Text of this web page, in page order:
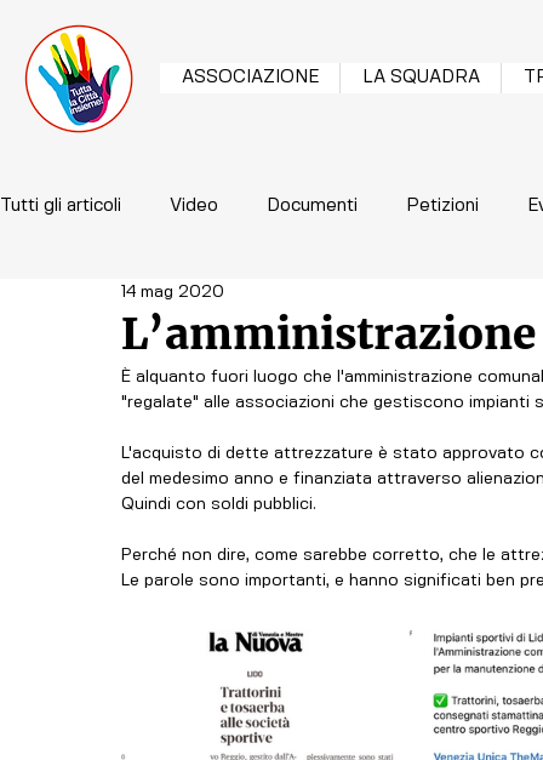
ASSOCIAZIONE LA SQUADRA
Tutti gli articoli Video Documenti Petizioni
14 mag 2020
È alquanto fuori luogo che l'amministrazione
"regalate" alle associazioni che gestiscono impianti
L'acquisto di dette attrezzature è stato approvato
del medesimo anno e finanziata attraverso
Quindi con soldi pubblici.
Perché non dire, come sarebbe corretto, che le
Le parole sono importanti, e hanno significati ben